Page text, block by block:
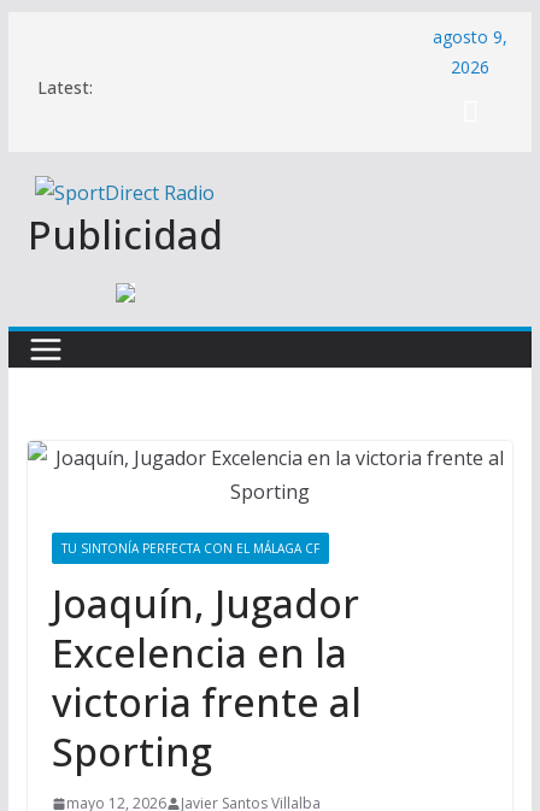
contenido
Latest:
agosto 9,
2026
Publicidad
TU SINTONÍA PERFECTA CON EL MÁLAGA CF
Joaquín, Jugador
Excelencia en la
victoria frente al
Sporting
mayo 12, 2026 Javier Santos Villalba